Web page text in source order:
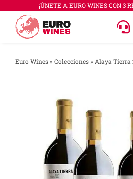
contenido
¡ÚNETE A EURO WINES CON 3
Euro Wines» Colecciones» Alaya Tierra